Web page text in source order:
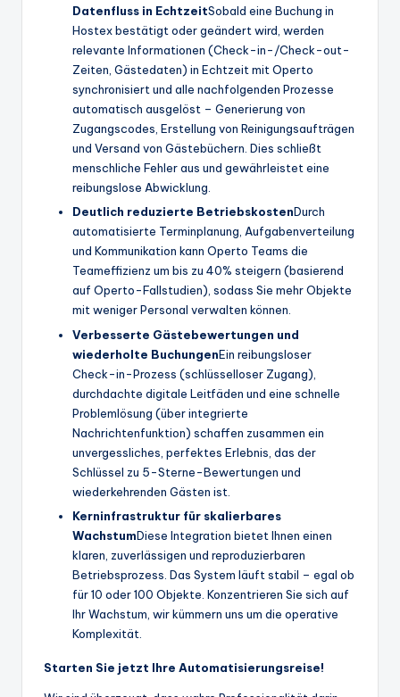
Datenfluss in EchtzeitSobald eine Buchung in
Hostex bestätigt oder geändert wird, werden
relevante Informationen (Check-in-/Check-out-
Zeiten, Gästedaten) in Echtzeit mit Operto
synchronisiert und alle nachfolgenden Prozesse
automatisch ausgelöst – Generierung von
Zugangscodes, Erstellung von Reinigungsaufträgen
und Versand von Gästebüchern. Dies schließt
menschliche Fehler aus und gewährleistet eine
reibungslose Abwicklung.
Deutlich reduzierte BetriebskostenDurch
automatisierte Terminplanung, Aufgabenverteilung
und Kommunikation kann Operto Teams die
Teameffizienz um bis zu 40% steigern (basierend
auf Operto-Fallstudien), sodass Sie mehr Objekte
mit weniger Personal verwalten können.
Verbesserte Gästebewertungen und
wiederholte BuchungenEin reibungsloser
Check-in-Prozess (schlüsselloser Zugang),
durchdachte digitale Leitfäden und eine schnelle
Problemlösung (über integrierte
Nachrichtenfunktion) schaffen zusammen ein
unvergessliches, perfektes Erlebnis, das der
Schlüssel zu 5-Sterne-Bewertungen und
wiederkehrenden Gästen ist.
Kerninfrastruktur für skalierbares
WachstumDiese Integration bietet Ihnen einen
klaren, zuverlässigen und reproduzierbaren
Betriebsprozess. Das System läuft stabil – egal ob
für 10 oder 100 Objekte. Konzentrieren Sie sich auf
Ihr Wachstum, wir kümmern uns um die operative
Komplexität.
Starten Sie jetzt Ihre Automatisierungsreise!